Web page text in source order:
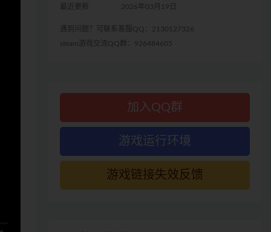
最近更新 2026年03月19日
遇到问题？可联系客服QQ：2130127326
steam游戏交流QQ群：926484605
加入QQ群
游戏运行环境
游戏链接失效反馈